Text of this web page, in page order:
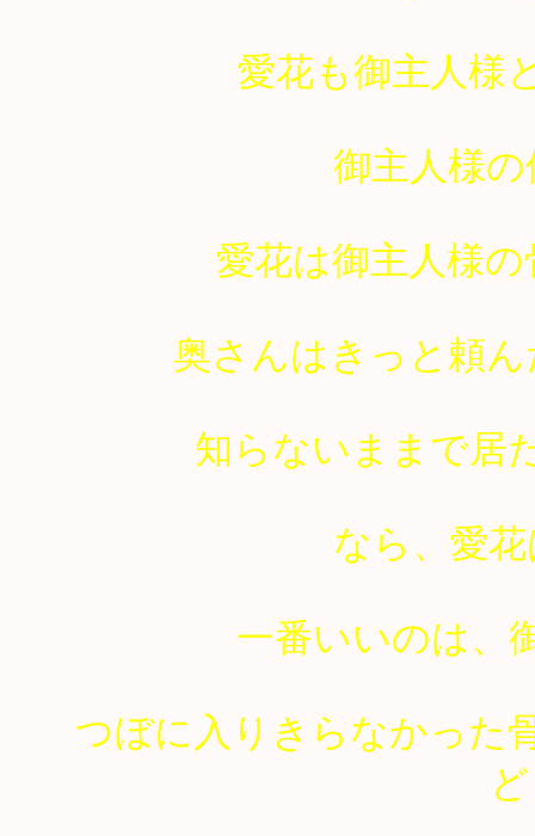
愛花も御主人様
御主人様
愛花は御主人様
奥さんはきっと頼
知らないままで居
なら、愛
一番いいのは、
つぼに入りきらなかった